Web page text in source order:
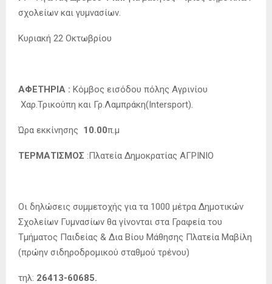
σχολείων και γυμνασίων.
Κυριακή 22 Οκτωβρίου
ΑΦΕΤΗΡΙΑ : Κόμβος εισόδου πόλης Αγρινίου
Χαρ.Τρικούπη και Γρ.Λαμπράκη(Intersport).
Ώρα εκκίνησης 10.00π.μ
ΤΕΡΜΑΤΙΣΜΟΣ :Πλατεία Δημοκρατίας ΑΓΡΙΝΙΟ
Οι δηλώσεις συμμετοχής για τα 1000 μέτρα Δημοτικών
Σχολείων Γυμνασίων θα γίνονται στα Γραφεία του
Τμήματος Παιδείας & Δια Βίου Μάθησης Πλατεία Μαβίλη
(πρώην σιδηροδρομικού σταθμού τρένου)
τηλ: 26413-60685.